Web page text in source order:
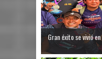
Gran éxito se vivió